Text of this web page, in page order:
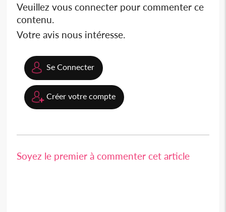
Veuillez vous connecter pour commenter ce
contenu.
Votre avis nous intéresse.
Se Connecter
Créer votre compte
Soyez le premier à commenter cet article